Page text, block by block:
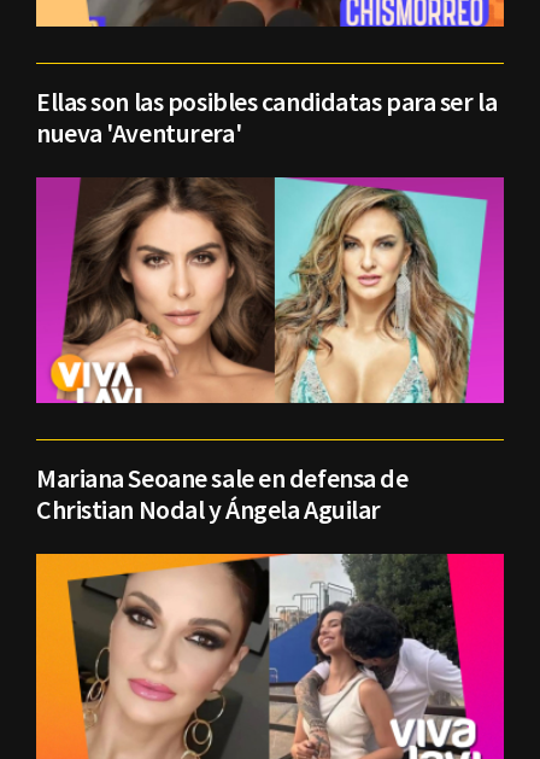
Ellas son las posibles candidatas para ser la
nueva 'Aventurera'
Mariana Seoane sale en defensa de
Christian Nodal y Ángela Aguilar